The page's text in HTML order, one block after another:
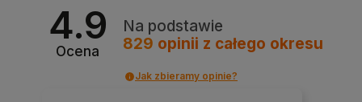
4.9
Ocena
Na podstawie
829 opinii z całego okresu
Jak zbieramy opinie?